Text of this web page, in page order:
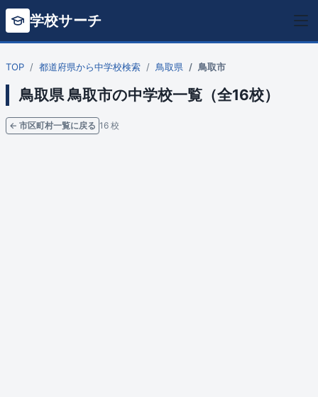
学校サーチ
TOP 都道府県から中学校検索 鳥取県 鳥取市
鳥取県 鳥取市の中学校一覧（全16校）
← 市区町村一覧に戻る 16 校